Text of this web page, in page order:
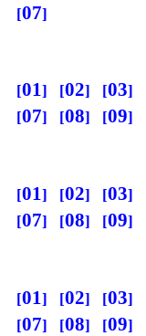
07
01 02 03
07
08 09
01 02 03
07
08 09
01 02 03
07
08 09